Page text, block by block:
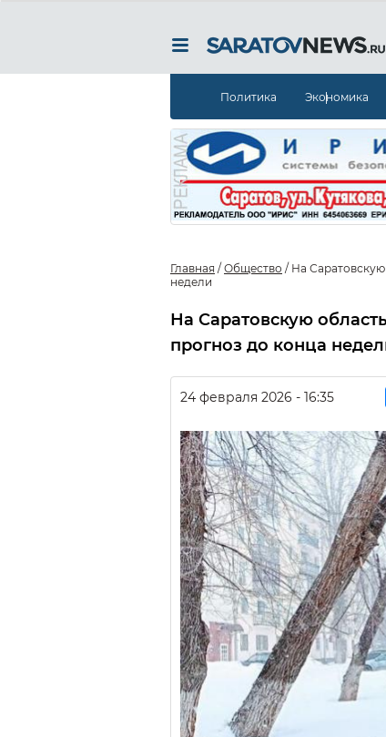
Политика Экономика
Главная / Общество / На
недели
На Саратовскую
прогноз до конца
24 февраля 2026 - 16:35